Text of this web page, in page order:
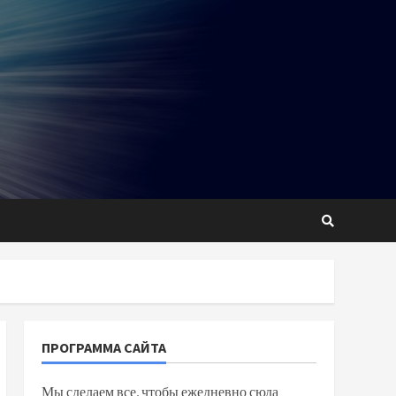
ПРОГРАММА САЙТА
Мы сделаем все, чтобы ежедневно сюда